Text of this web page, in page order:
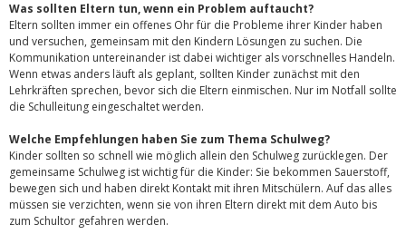
Was sollten Eltern tun, wenn ein Problem auftaucht?
Eltern sollten immer ein offenes Ohr für die Probleme ihrer Kinder haben
und versuchen, gemeinsam mit den Kindern Lösungen zu suchen. Die
Kommunikation untereinander ist dabei wichtiger als vorschnelles Handeln.
Wenn etwas anders läuft als geplant, sollten Kinder zunächst mit den
Lehrkräften sprechen, bevor sich die Eltern einmischen. Nur im Notfall sollte
die Schulleitung eingeschaltet werden.
Welche Empfehlungen haben Sie zum Thema Schulweg?
Kinder sollten so schnell wie möglich allein den Schulweg zurücklegen. Der
gemeinsame Schulweg ist wichtig für die Kinder: Sie bekommen Sauerstoff,
bewegen sich und haben direkt Kontakt mit ihren Mitschülern. Auf das alles
müssen sie verzichten, wenn sie von ihren Eltern direkt mit dem Auto bis
zum Schultor gefahren werden.